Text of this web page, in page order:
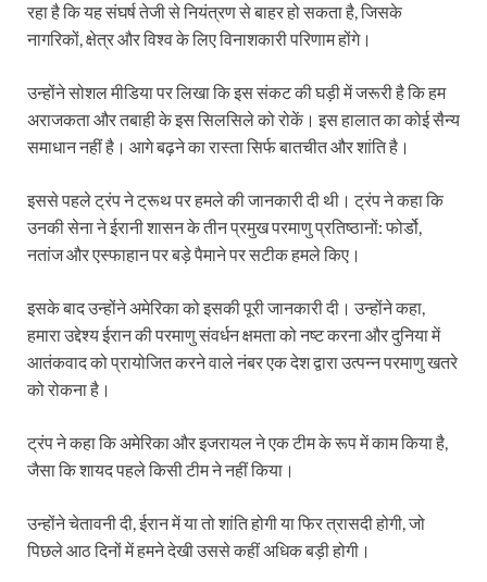
रहा है कि यह संघर्ष तेजी से नियंत्रण से बाहर हो सकता है, जिसके
नागरिकों, क्षेत्र और विश्व के लिए विनाशकारी परिणाम होंगे।
उन्होंने सोशल मीडिया पर लिखा कि इस संकट की घड़ी में जरूरी है कि हम
अराजकता और तबाही के इस सिलसिले को रोकें। इस हालात का कोई सैन्य
समाधान नहीं है। आगे बढ़ने का रास्ता सिर्फ बातचीत और शांति है।
इससे पहले ट्रंप ने ट्रूथ पर हमले की जानकारी दी थी। ट्रंप ने कहा कि
उनकी सेना ने ईरानी शासन के तीन प्रमुख परमाणु प्रतिष्ठानों: फोर्डो,
नतांज और एस्फाहान पर बड़े पैमाने पर सटीक हमले किए।
इसके बाद उन्होंने अमेरिका को इसकी पूरी जानकारी दी। उन्होंने कहा,
हमारा उद्देश्य ईरान की परमाणु संवर्धन क्षमता को नष्ट करना और दुनिया में
आतंकवाद को प्रायोजित करने वाले नंबर एक देश द्वारा उत्पन्न परमाणु खतरे
को रोकना है।
ट्रंप ने कहा कि अमेरिका और इजरायल ने एक टीम के रूप में काम किया है,
जैसा कि शायद पहले किसी टीम ने नहीं किया।
उन्होंने चेतावनी दी, ईरान में या तो शांति होगी या फिर त्रासदी होगी, जो
पिछले आठ दिनों में हमने देखी उससे कहीं अधिक बड़ी होगी।